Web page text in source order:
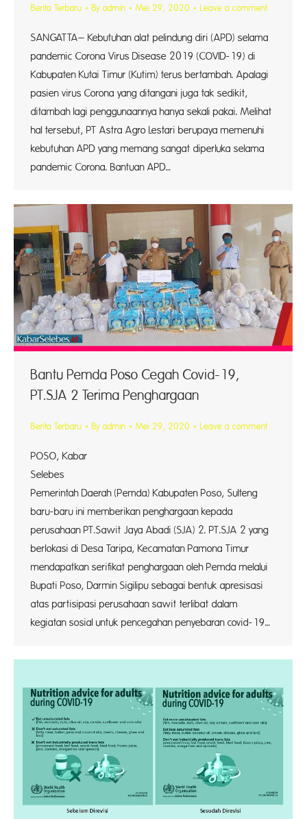
Berita Terbaru By admin Mei 29, 2020 Leave a comment
SANGATTA– Kebutuhan alat pelindung diri (APD) selama
pandemic Corona Virus Disease 2019 (COVID-19) di
Kabupaten Kutai Timur (Kutim) terus bertambah. Apalagi
pasien virus Corona yang ditangani juga tak sedikit,
ditambah lagi penggunaannya hanya sekali pakai. Melihat
hal tersebut, PT Astra Agro Lestari berupaya memenuhi
kebutuhan APD yang memang sangat diperluka selama
pandemic Corona. Bantuan APD…
Bantu Pemda Poso Cegah Covid-19,
PT.SJA 2 Terima Penghargaan
Berita Terbaru By admin Mei 29, 2020 Leave a comment
POSO, Kabar
Pemerintah Daerah (Pemda) Kabupaten Poso, Sulteng
baru-baru ini memberikan penghargaan kepada
perusahaan PT.Sawit Jaya Abadi (SJA) 2. PT.SJA 2 yang
berlokasi di Desa Taripa, Kecamatan Pamona Timur
mendapatkan serifikat penghargaan oleh Pemda melalui
Bupati Poso, Darmin Sigilipu sebagai bentuk apresisasi
atas partisipasi perusahaan sawit terlibat dalam
kegiatan sosial untuk pencegahan penyebaran covid-19…